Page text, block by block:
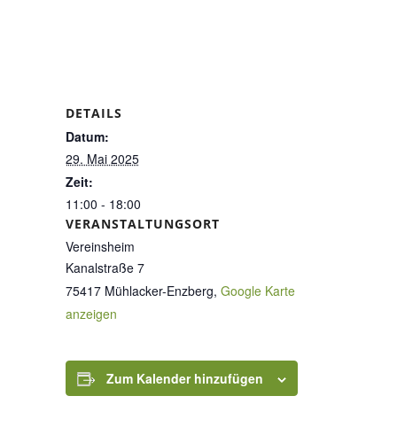
DETAILS
Datum:
29. Mai 2025
Zeit:
11:00 - 18:00
VERANSTALTUNGSORT
Vereinsheim
Kanalstraße 7
75417 Mühlacker-Enzberg, Google Karte
anzeigen
Zum Kalender hinzufügen